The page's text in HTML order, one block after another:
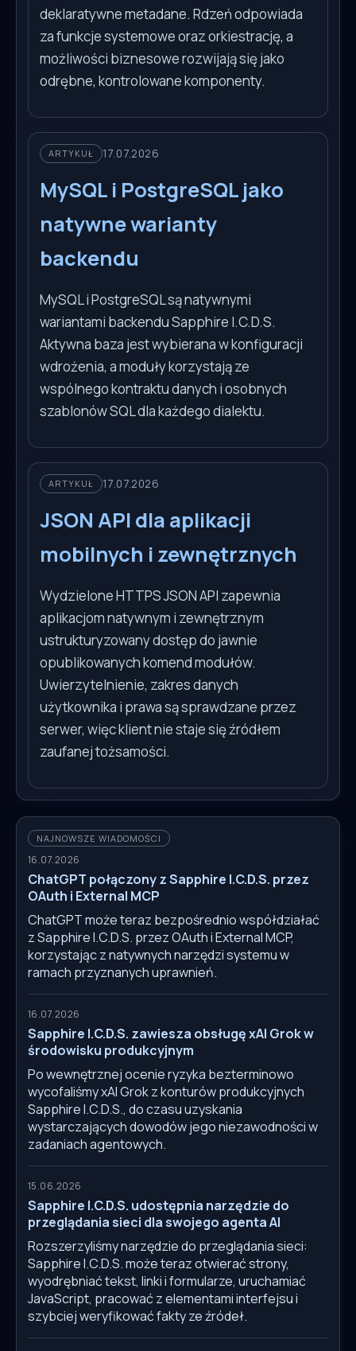
deklaratywne metadane. Rdzeń odpowiada
za funkcje systemowe oraz orkiestrację, a
możliwości biznesowe rozwijają się jako
odrębne, kontrolowane komponenty.
ARTYKUŁ 17.07.2026
MySQL i PostgreSQL jako
natywne warianty
backendu
MySQL i PostgreSQL są natywnymi
wariantami backendu Sapphire I.C.D.S.
Aktywna baza jest wybierana w konfiguracji
wdrożenia, a moduły korzystają ze
wspólnego kontraktu danych i osobnych
szablonów SQL dla każdego dialektu.
ARTYKUŁ 17.07.2026
JSON API dla aplikacji
mobilnych i zewnętrznych
Wydzielone HTTPS JSON API zapewnia
aplikacjom natywnym i zewnętrznym
ustrukturyzowany dostęp do jawnie
opublikowanych komend modułów.
Uwierzytelnienie, zakres danych
użytkownika i prawa są sprawdzane przez
serwer, więc klient nie staje się źródłem
zaufanej tożsamości.
NAJNOWSZE WIADOMOŚCI
16.07.2026
ChatGPT połączony z Sapphire I.C.D.S. przez
OAuth i External MCP
ChatGPT może teraz bezpośrednio współdziałać
z Sapphire I.C.D.S. przez OAuth i External MCP,
korzystając z natywnych narzędzi systemu w
ramach przyznanych uprawnień.
16.07.2026
Sapphire I.C.D.S. zawiesza obsługę xAI Grok w
środowisku produkcyjnym
Po wewnętrznej ocenie ryzyka bezterminowo
wycofaliśmy xAI Grok z konturów produkcyjnych
Sapphire I.C.D.S., do czasu uzyskania
wystarczających dowodów jego niezawodności w
zadaniach agentowych.
15.06.2026
Sapphire I.C.D.S. udostępnia narzędzie do
przeglądania sieci dla swojego agenta AI
Rozszerzyliśmy narzędzie do przeglądania sieci:
Sapphire I.C.D.S. może teraz otwierać strony,
wyodrębniać tekst, linki i formularze, uruchamiać
JavaScript, pracować z elementami interfejsu i
szybciej weryfikować fakty ze źródeł.